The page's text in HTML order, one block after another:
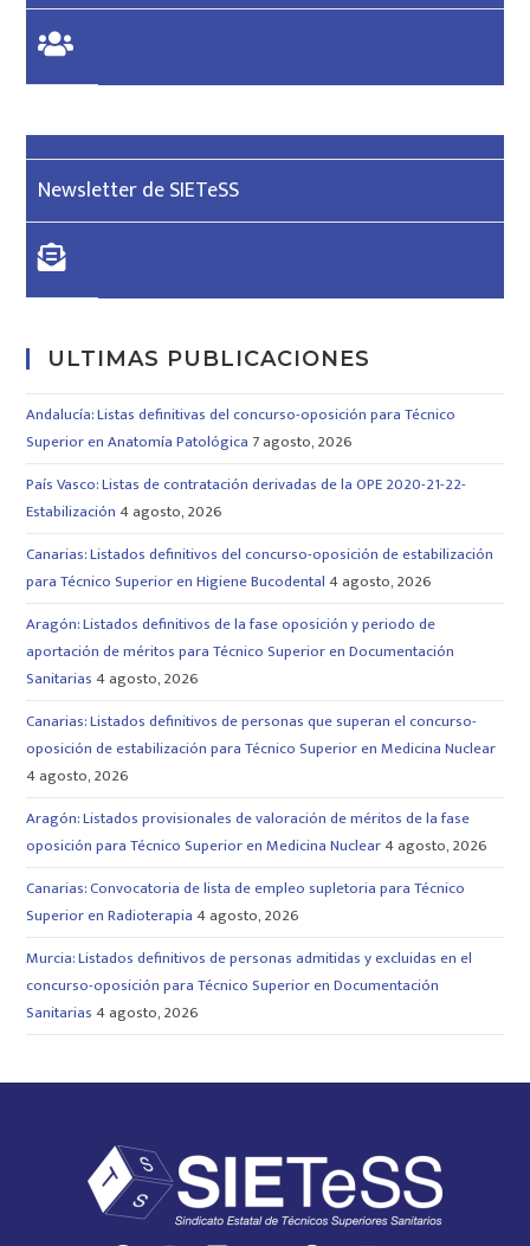
Newsletter de SIETeSS
ULTIMAS PUBLICACIONES
Andalucía: Listas definitivas del concurso-oposición para Técnico
Superior en Anatomía Patológica 7 agosto, 2026
País Vasco: Listas de contratación derivadas de la OPE 2020-21-22-
Estabilización 4 agosto, 2026
Canarias: Listados definitivos del concurso-oposición de estabilización
para Técnico Superior en Higiene Bucodental 4 agosto, 2026
Aragón: Listados definitivos de la fase oposición y periodo de
aportación de méritos para Técnico Superior en Documentación
Sanitarias 4 agosto, 2026
Canarias: Listados definitivos de personas que superan el concurso-
oposición de estabilización para Técnico Superior en Medicina Nuclear
4 agosto, 2026
Aragón: Listados provisionales de valoración de méritos de la fase
oposición para Técnico Superior en Medicina Nuclear4 agosto, 2026
Canarias: Convocatoria de lista de empleo supletoria para Técnico
Superior en Radioterapia 4 agosto, 2026
Murcia: Listados definitivos de personas admitidas y excluidas en el
concurso-oposición para Técnico Superior en Documentación
Sanitarias 4 agosto, 2026